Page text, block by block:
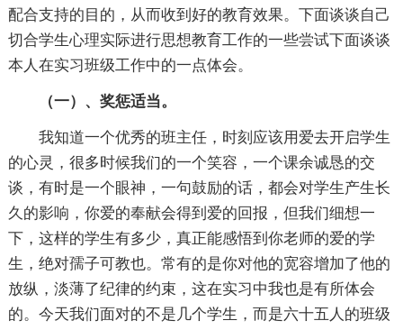
配合支持的目的，从而收到好的教育效果。下面谈谈自己
切合学生心理实际进行思想教育工作的一些尝试下面谈谈
本人在实习班级工作中的一点体会。
（一）、奖惩适当。
我知道一个优秀的班主任，时刻应该用爱去开启学生
的心灵，很多时候我们的一个笑容，一个课余诚恳的交
谈，有时是一个眼神，一句鼓励的话，都会对学生产生长
久的影响，你爱的奉献会得到爱的回报，但我们细想一
下，这样的学生有多少，真正能感悟到你老师的爱的学
生，绝对孺子可教也。常有的是你对他的宽容增加了他的
放纵，淡薄了纪律的约束，这在实习中我也是有所体会
的。今天我们面对的不是几个学生，而是六十五人的班级